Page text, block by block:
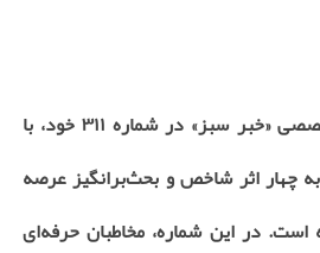
- هفته‌نامه تخصصی «خبر سبز» در شماره ۳۱۱ خود، با
چهار اثر شاخص و بحث‌برانگیز عرصه
است. در این شماره، مخاطبان حرفه‌ای